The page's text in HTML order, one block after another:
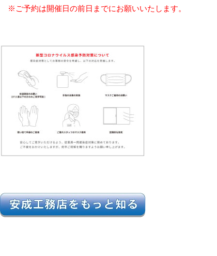
※ご予約は開催日の前日までにお願いいたします。